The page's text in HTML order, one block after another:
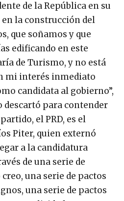
de la República en su
la construcción del
que soñamos y que
edificando en este
de Turismo, y no está
mi interés inmediato
candidata al gobierno”,
descartó para contender
el PRD, es el
Piter, quien externó
a la candidatura
de una serie de
una serie de pactos
una serie de pactos